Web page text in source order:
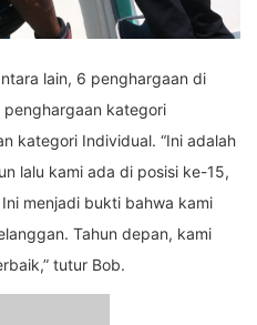
lain, 6 penghargaan di
kategori
kategori Individual. “Ini adalah
lalu kami ada di posisi ke-15,
menjadi bukti bahwa kami
Tahun depan, kami
tutur Bob.